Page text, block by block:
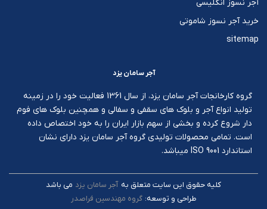
آجر نسوز انگلیسی
خرید آجر نسوز شاموتی
sitemap
آجر سامان یزد
گروه کارخانجات آجر سامان یزد، از سال 1361 فعالیت خود را در زمینه
تولید انواع آجر و بلوک های سقفی و سفالی و همچنین بلوک های فوم
دار شروع کرده و بخشی از سهم بازار ایران را به خود اختصاص داده
است. تمامی محصولات تولیدی گروه آجر سامان یزد دارای نشان
استاندارد ISO 9001 میباشد.
کليه حقوق اين سايت متعلق به آجر سامان یزد می باشد
طراحی و توسعه: گروه مهندسین فراصدر